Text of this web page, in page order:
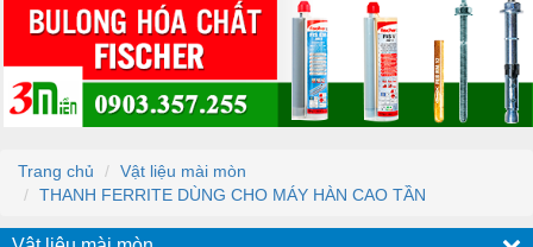
Trang chủ
Vật liệu mài mòn
THANH FERRITE DÙNG CHO MÁY HÀN CAO TẦN